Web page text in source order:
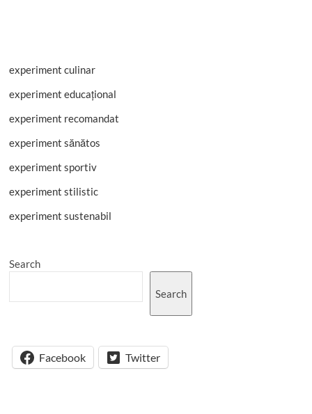
experiment culinar
experiment educațional
experiment recomandat
experiment sănătos
experiment sportiv
experiment stilistic
experiment sustenabil
Search
Search
Facebook Twitter